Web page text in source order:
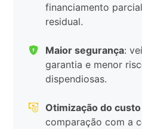
financiamento
residual.
Maior segurança:
garantia e menor
dispendiosas.
Otimização do
comparação com a